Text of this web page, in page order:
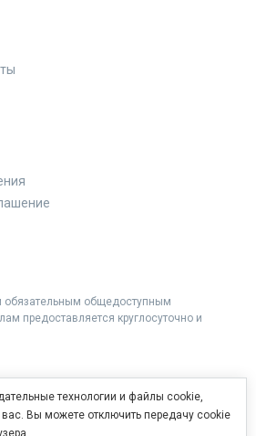
обязательным общедоступным
предоставляется круглосуточно и
технологии и файлы cookie,
Вы можете отключить передачу cookie